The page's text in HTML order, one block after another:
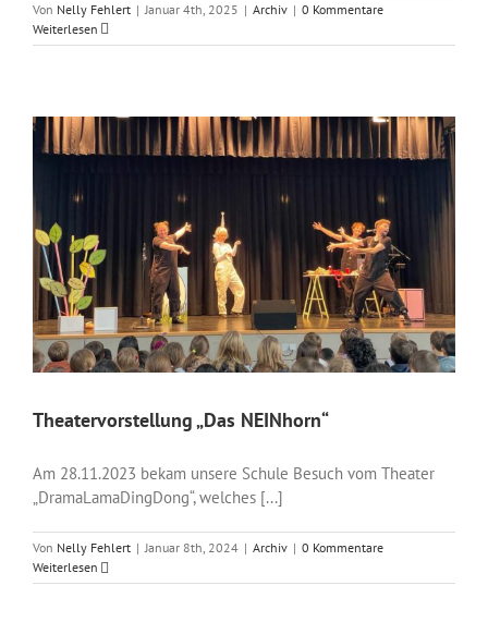
Von Nelly Fehlert | Januar 4th, 2025 | Archiv | 0 Kommentare
Weiterlesen
Theatervorstellung „Das NEINhorn“
Am 28.11.2023 bekam unsere Schule Besuch vom Theater
„DramaLamaDingDong“, welches [...]
Von Nelly Fehlert | Januar 8th, 2024 | Archiv | 0 Kommentare
Weiterlesen